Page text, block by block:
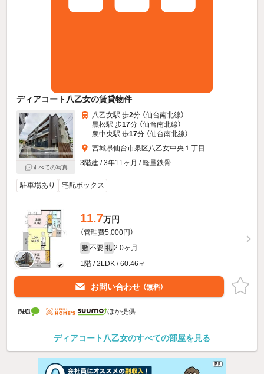
ディアコート八乙女の賃貸物件
すべての写真
八乙女駅 歩2分 （仙台南北線）
黒松駅 歩17分 （仙台南北線）
泉中央駅 歩17分 （仙台南北線）
宮城県仙台市泉区八乙女中央１丁目
3階建 / 3年11ヶ月 / 軽量鉄骨
駐車場あり 宅配ボックス
11.7万円
（管理費5,000円）
敷 不要 礼 2.0ヶ月
1階 / 2LDK / 60.46㎡
お問い合わせ （無料）
ほか提供
ディアコート八乙女のすべての部屋を見る